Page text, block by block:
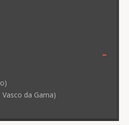
Vasco da Gama)